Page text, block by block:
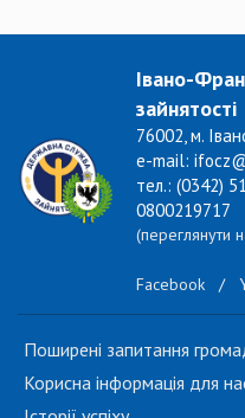
Івано-
зайнятості
76002, м.
e-mail:
тел.: (0342)
0800219717
(переглянути
Facebook /
Поширені запитання
Корисна інформація для